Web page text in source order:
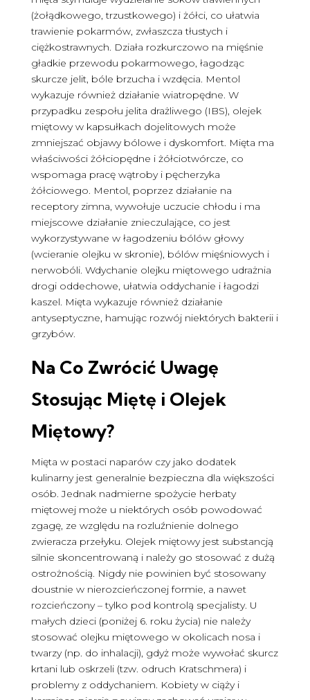
(żołądkowego, trzustkowego) i żółci, co ułatwia
trawienie pokarmów, zwłaszcza tłustych i
ciężkostrawnych. Działa rozkurczowo na mięśnie
gładkie przewodu pokarmowego, łagodząc
skurcze jelit, bóle brzucha i wzdęcia. Mentol
wykazuje również działanie wiatropędne. W
przypadku zespołu jelita drażliwego (IBS), olejek
miętowy w kapsułkach dojelitowych może
zmniejszać objawy bólowe i dyskomfort. Mięta ma
właściwości żółciopędne i żółciotwórcze, co
wspomaga pracę wątroby i pęcherzyka
żółciowego. Mentol, poprzez działanie na
receptory zimna, wywołuje uczucie chłodu i ma
miejscowe działanie znieczulające, co jest
wykorzystywane w łagodzeniu bólów głowy
(wcieranie olejku w skronie), bólów mięśniowych i
nerwobóli. Wdychanie olejku miętowego udrażnia
drogi oddechowe, ułatwia oddychanie i łagodzi
kaszel. Mięta wykazuje również działanie
antyseptyczne, hamując rozwój niektórych bakterii i
grzybów.
Na Co Zwrócić Uwagę
Stosując Miętę i Olejek
Miętowy?
Mięta w postaci naparów czy jako dodatek
kulinarny jest generalnie bezpieczna dla większości
osób. Jednak nadmierne spożycie herbaty
miętowej może u niektórych osób powodować
zgagę, ze względu na rozluźnienie dolnego
zwieracza przełyku. Olejek miętowy jest substancją
silnie skoncentrowaną i należy go stosować z dużą
ostrożnością. Nigdy nie powinien być stosowany
doustnie w nierozcieńczonej formie, a nawet
rozcieńczony – tylko pod kontrolą specjalisty. U
małych dzieci (poniżej 6. roku życia) nie należy
stosować olejku miętowego w okolicach nosa i
twarzy (np. do inhalacji), gdyż może wywołać skurcz
krtani lub oskrzeli (tzw. odruch Kratschmera) i
problemy z oddychaniem. Kobiety w ciąży i